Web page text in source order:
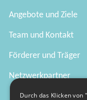
Angebote und Ziele
Team und Kontakt
Förderer und Träger
Netzwerkpartner
Durch das Klicken